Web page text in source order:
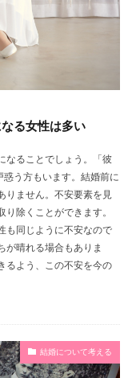
る女性は多い
なることでしょう。「彼
う方もいます。結婚前に
りません。不安要素を見
除くことができます。
も同じように不安なので
が晴れる場合もありま
るよう、この不安を今の
結婚について考える
友達
品物
好印象
大切
外国人
入籍後
際
二次会
不安
不備
ワンピース
入籍
作り方
値段